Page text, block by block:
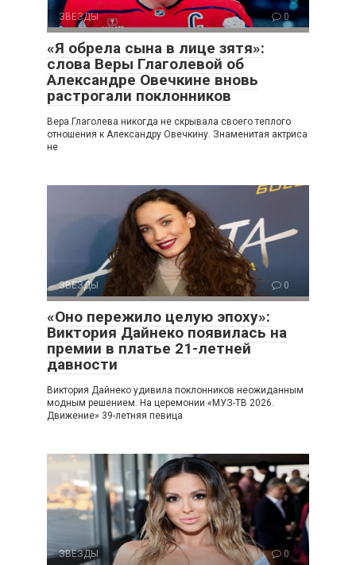
ЗВЕЗДЫ 0
«Я обрела сына в лице зятя»:
слова Веры Глаголевой об
Александре Овечкине вновь
растрогали поклонников
Вера Глаголева никогда не скрывала своего теплого
отношения к Александру Овечкину. Знаменитая актриса
не
ЗВЕЗДЫ 0
«Оно пережило целую эпоху»:
Виктория Дайнеко появилась на
премии в платье 21-летней
давности
Виктория Дайнеко удивила поклонников неожиданным
модным решением. На церемонии «МУЗ-ТВ 2026.
Движение» 39-летняя певица
ЗВЕЗДЫ 0